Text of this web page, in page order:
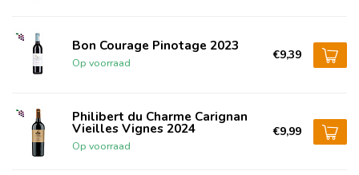
Bon Courage Pinotage 2023
Op voorraad
€9,39
Philibert du Charme Carignan
Vieilles Vignes 2024
Op voorraad
€9,99